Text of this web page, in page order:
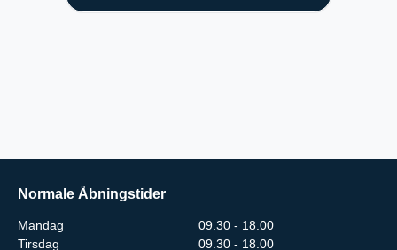
Normale Åbningstider
Mandag
09.30 - 18.00
Tirsdag
09.30 - 18.00